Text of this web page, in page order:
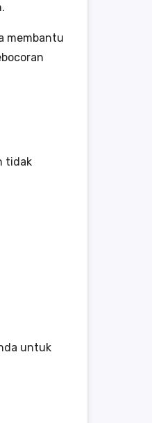
membantu
tidak
untuk